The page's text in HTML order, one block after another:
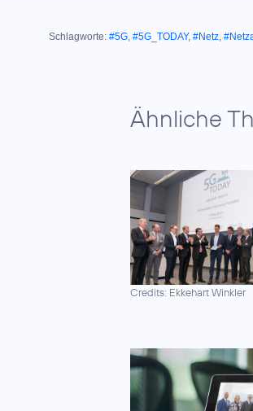
Schlagworte: #5G, #5G_TODAY, #Netz,
Ähnliche
Credits: Ekkehart Winkler